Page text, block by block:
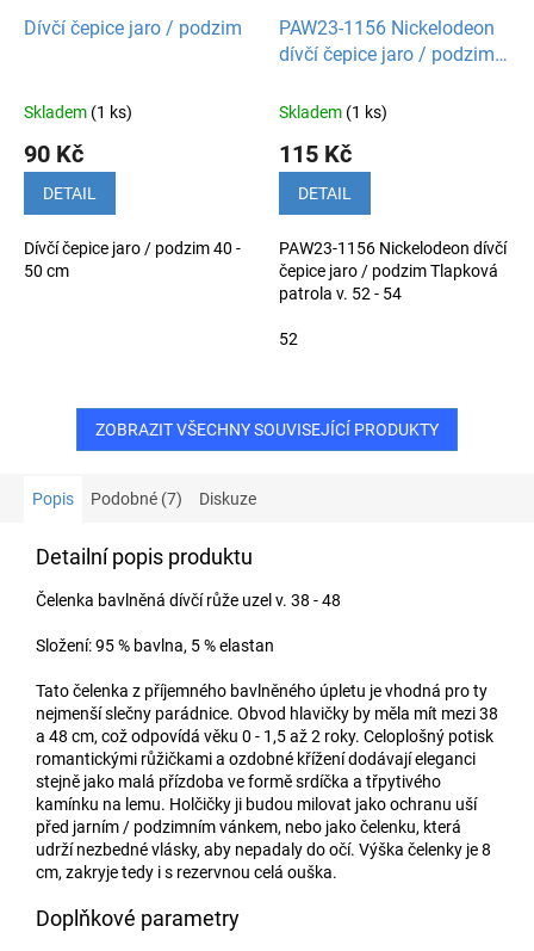
Dívčí čepice jaro / podzim
Skladem (1 ks)
90 Kč
DETAIL
Dívčí čepice jaro / podzim 40 -
50 cm
PAW23-1156 Nickelodeon
dívčí čepice jaro / podzim
Skladem (1 ks)
115 Kč
DETAIL
PAW23-1156 Nickelodeon dívčí
čepice jaro / podzim Tlapková
patrola v. 52 - 54
52
ZOBRAZIT VŠECHNY SOUVISEJÍCÍ PRODUKTY
Popis Podobné (7) Diskuze
Detailní popis produktu
Čelenka bavlněná dívčí růže uzel v. 38 - 48
Složení: 95 % bavlna, 5 % elastan
Tato čelenka z příjemného bavlněného úpletu je vhodná pro ty
nejmenší slečny parádnice. Obvod hlavičky by měla mít mezi 38
a 48 cm, což odpovídá věku 0 - 1,5 až 2 roky. Celoplošný potisk
romantickými růžičkami a ozdobné křížení dodávají eleganci
stejně jako malá přízdoba ve formě srdíčka a třpytivého
kamínku na lemu. Holčičky ji budou milovat jako ochranu uší
před jarním / podzimním vánkem, nebo jako čelenku, která
udrží nezbedné vlásky, aby nepadaly do očí. Výška čelenky je 8
cm, zakryje tedy i s rezervnou celá ouška.
Doplňkové parametry